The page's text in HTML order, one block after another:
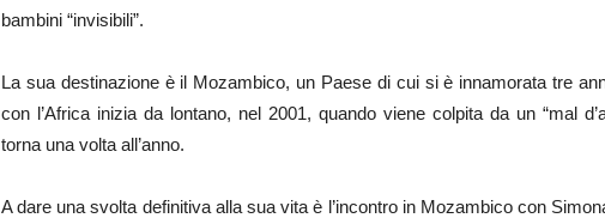
bambini “invisibili”.
La sua destinazione è il Mozambico, un Paese di cui si è innamorata tre
con l’Africa inizia da lontano, nel 2001, quando viene colpita da un “mal
torna una volta all’anno.
A dare una svolta definitiva alla sua vita è l’incontro in Mozambico con